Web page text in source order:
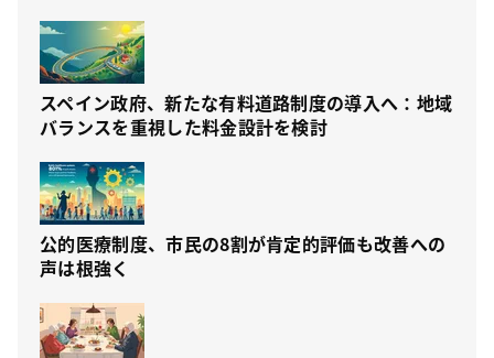
スペイン政府、新たな有料道路制度の導入へ：地域
バランスを重視した料金設計を検討
公的医療制度、市民の8割が肯定的評価も改善への
声は根強く